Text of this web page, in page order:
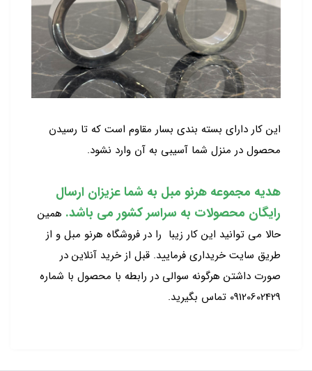
این کار دارای بسته بندی بسار مقاوم است که تا رسیدن
محصول در منزل شما آسیبی به آن وارد نشود.
هدیه مجموعه هرنو مبل به شما عزیزان ارسال
رایگان محصولات به سراسر کشور می باشد. همین
حالا می توانید این کار زیبا را در فروشگاه هرنو مبل و از
طریق سایت خریداری فرمایید. قبل از خرید آنلاین در
صورت داشتن هرگونه سوالی در رابطه با محصول با شماره
09120602429 تماس بگیرید.